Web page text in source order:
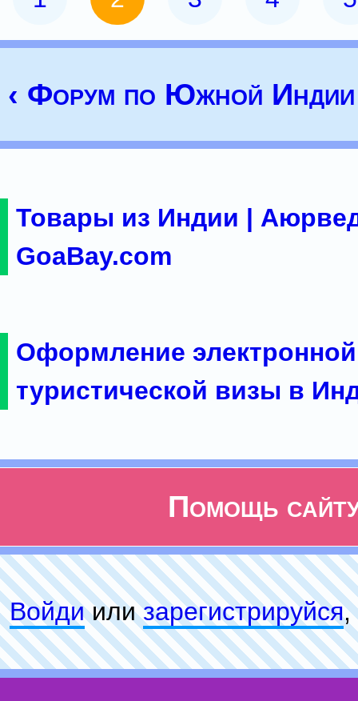
‹ Форум по Южной
Товары из Индии |
GoaBay.com
Оформление электронной
туристической визы в
Помощь
Войдиилизарeгиcтpируйся,